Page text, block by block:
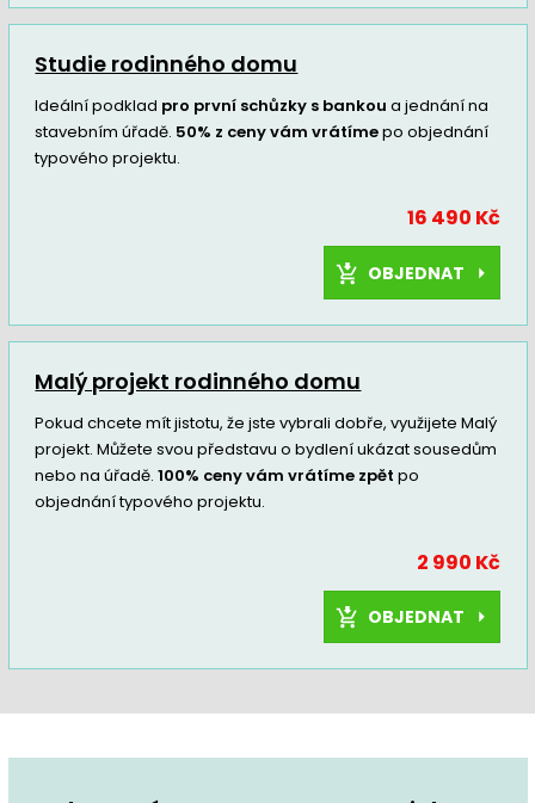
Studie rodinného domu
Ideální podklad pro první schůzky s bankou a jednání na
stavebním úřadě. 50% z ceny vám vrátímepo objednání
typového projektu.
16 490 Kč
OBJEDNAT
Malý projekt rodinného domu
Pokud chcete mít jistotu, že jste vybrali dobře, využijete Malý
projekt. Můžete svou představu o bydlení ukázat sousedům
nebo na úřadě.100% ceny vám vrátíme zpět po
objednání typového projektu.
2 990 Kč
OBJEDNAT